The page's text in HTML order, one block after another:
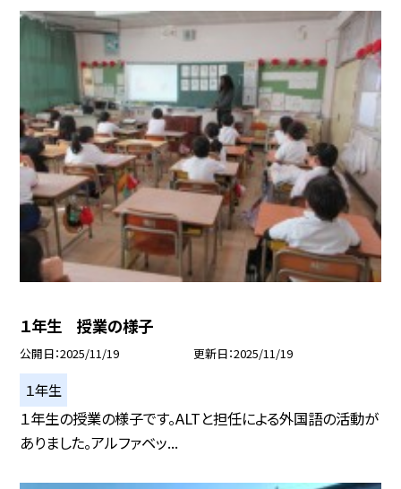
１年生 授業の様子
公開日 2025/11/19 更新日 2025/11/19
１年生
１年生の授業の様子です。ALTと担任による外国語の活動が
ありました。アルファベッ...